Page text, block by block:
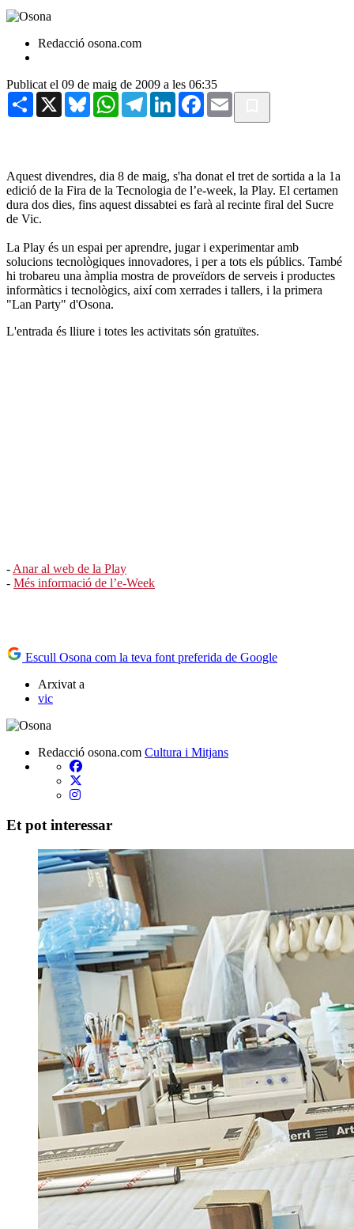
Redacció osona.com
Publicat el 09 de maig de 2009 a les 06:35
Share X BlueskyWhatsAppTelegramLinkedInFacebook
Email
Aquest divendres, dia 8 de maig, s'ha donat el tret de sortida a la 1a
edició de la Fira de la Tecnologia de l’e-week, la Play. El certamen
dura dos dies, fins aquest dissabtei es farà al recinte firal del Sucre
de Vic.
La Play és un espai per aprendre, jugar i experimentar amb
solucions tecnològiques innovadores, i per a tots els públics. També
hi trobareu una àmplia mostra de proveïdors de serveis i productes
informàtics i tecnològics, així com xerrades i tallers, i la primera
"Lan Party" d'Osona.
L'entrada és lliure i totes les activitats són gratuïtes.
- Anar al web de la Play
- Més informació de l’e-Week
Escull Osona com la teva font preferida de Google
Arxivat a
vic
Redacció osona.com Cultura i Mitjans
Et pot interessar